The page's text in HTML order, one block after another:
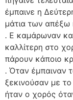
έμπαινε η
μάτια των
. Ε καμάρωναν
καλλίτερη στο
πάρουν κάποιο
. Όταν έμπαιναν
ξεκινούσαν με
ήταν ο χορός